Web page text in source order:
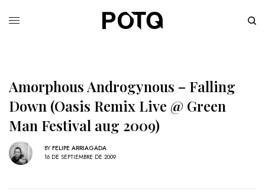
Amorphous Androgynous – Falling
Down (Oasis Remix Live @ Green
Man Festival aug 2009)
BY FELIPE ARRIAGADA
16 DE SEPTIEMBRE DE 2009